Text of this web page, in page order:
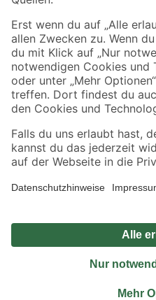
Sicher einkaufen
Jetzt die toom-App
Alle Preisangaben in EUR inkl. gesetzl.
Umständen nicht in allen Märkten verfügbar.
Produkte nur solange der Vorrat reicht.
*Paketversand ab 59 € versandkostenfrei,
Privatsphäre
Nutzungsbedingungen
© 2026 toom Baumarkt GmbH